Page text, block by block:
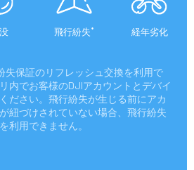
飛行紛失* 経年劣化
失保証のリフレッシュ交換を利用で
内でお客様のDJIアカウントとデバイ
ださい。飛行紛失が生じる前にアカ
紐づけされていない場合、飛行紛失
利用できません。